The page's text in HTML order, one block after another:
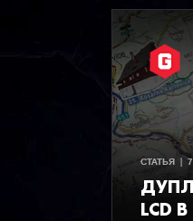
СТАТЬЯ  |
LCD